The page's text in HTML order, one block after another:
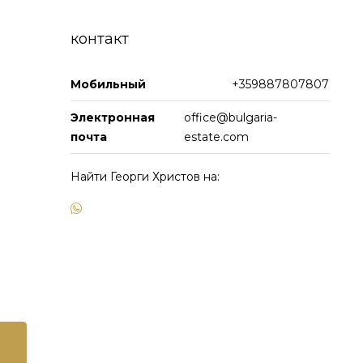
контакт
Мобильный +359887807807
Электронная
почта
office@bulgaria-
estate.com
Найти Георги Христов на: